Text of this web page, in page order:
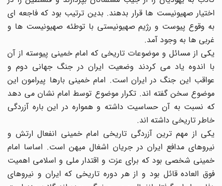
اختیار صهیونیست ها قرار بدهند. بدین ترتیب بود که فاجعه ای
به وقوع پیوست و رژیم صهیونیستی با توطئه صهیونیست ها و
غربی ها به وجود آمد.
یکی از مسائل و موضوعات تاریخی که امام خمینی پیوسته از آن
با اندوه یاد می کردند وضعیت ایران در جنگ جهانی دوم و
عواقب این جنگ در ایران است. امام خمینی بارها پیرامون این
موضوع سخن گفته اند. تکرار موضوع توسط امام نشان می دهد
که نسبت به آن حساسیت داشته و همواره در این باره آزردگی
خاطر تاریخی داشته اند.
یکی از مهم ترین آزردگی تاریخی امام خمینی انفعال ارتش و
نیروهای مدافع ایران در جریان اشغال میهن است. اساسا امام
خمینی شخصی بود که برای عزت و اقتدار ملی و اسلامی اهمیت
فوق العاده قائل بود و از هر دوره تاریخی که ایران و نیروهای